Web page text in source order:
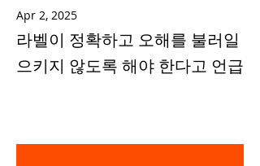
Apr 2, 2025
라벨이 정확하고 오해를 불러일
으키지 않도록 해야 한다고 언급